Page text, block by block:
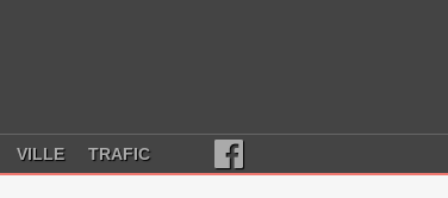
VILLE TRAFIC